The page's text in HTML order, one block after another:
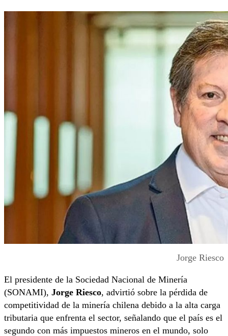
Jorge Riesco
El presidente de la Sociedad Nacional de Minería
(SONAMI), Jorge Riesco, advirtió sobre la pérdida de
competitividad de la minería chilena debido a la alta carga
tributaria que enfrenta el sector, señalando que el país es el
segundo con más impuestos mineros en el mundo, solo